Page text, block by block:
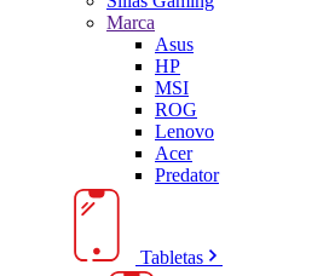
Marca
Asus
HP
MSI
ROG
Lenovo
Acer
Predator
Tabletas